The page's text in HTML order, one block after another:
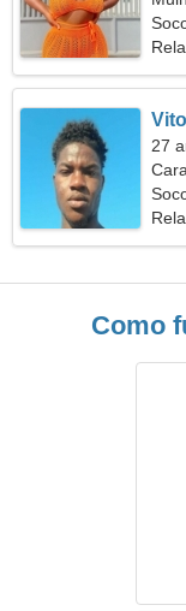
Vito
27
Como